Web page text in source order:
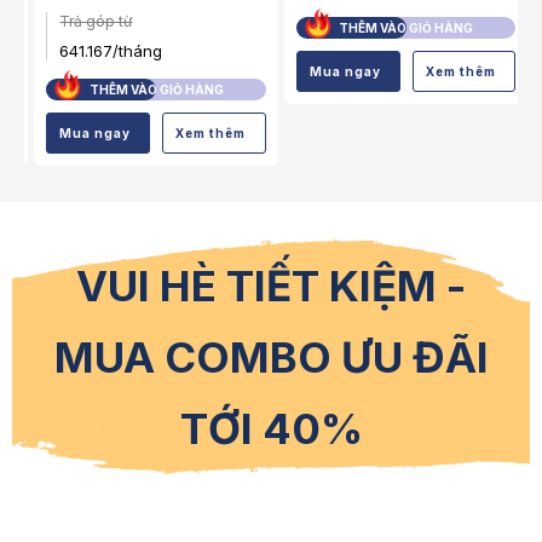
Trả góp từ
641.167/tháng
THÊM VÀO GIỎ HÀNG
Mua ngay Xem thêm
THÊM VÀO GIỎ HÀNG
Mua ngay Xem
VUI HÈ TIẾT KIỆM -
MUA COMBO ƯU ĐÃI
TỚI 40%